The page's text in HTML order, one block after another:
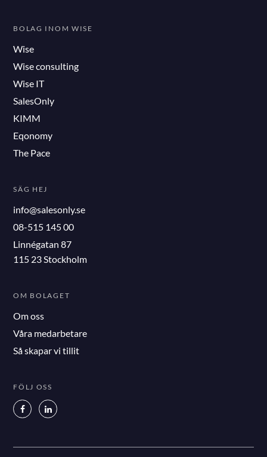
BOLAG INOM WISE
Wise
Wise consulting
Wise IT
SalesOnly
KIMM
Eqonomy
The Pace
SÄG HEJ
info@salesonly.se
08-515 145 00
Linnégatan 87
115 23 Stockholm
OM BOLAGET
Om oss
Våra medarbetare
Så skapar vi tillit
FÖLJ OSS